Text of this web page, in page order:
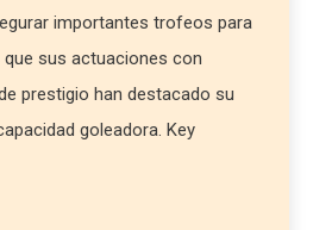
importantes trofeos para
sus actuaciones con
prestigio han destacado su
goleadora. Key